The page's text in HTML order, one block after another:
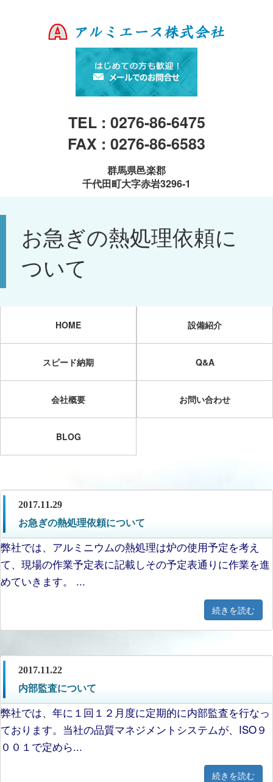
TEL : 0276-86-6475
FAX : 0276-86-6583
群馬県邑楽郡
千代田町大字赤岩3296-1
お急ぎの熱処理依頼に
ついて
HOME 設備紹介
スピード納期 Q&A
会社概要 お問い合わせ
BLOG
2017.11.29
お急ぎの熱処理依頼について
弊社では、アルミニウムの熱処理は炉の使用予定を考え
て、現場の作業予定表に記載しその予定表通りに作業を進
めていきます。 ...
続きを読む
2017.11.22
内部監査について
弊社では、年に１回１２月度に定期的に内部監査を行なっ
ております。当社の品質マネジメントシステムが、ISO９
００１で定めら...
続きを読む